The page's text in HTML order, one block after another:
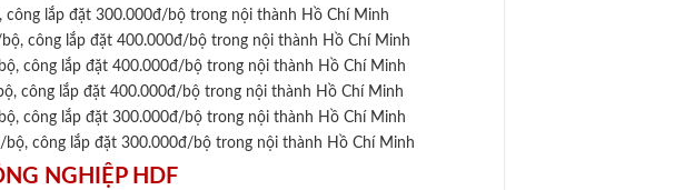
lắp đặt 300.000đ/bộ trong nội thành Hồ Chí Minh
công lắp đặt 400.000đ/bộ trong nội thành Hồ Chí Minh
công lắp đặt 400.000đ/bộ trong nội thành Hồ Chí Minh
công lắp đặt 400.000đ/bộ trong nội thành Hồ Chí Minh
công lắp đặt 300.000đ/bộ trong nội thành Hồ Chí Minh
công lắp đặt 300.000đ/bộ trong nội thành Hồ Chí Minh
NGHIỆP HDF